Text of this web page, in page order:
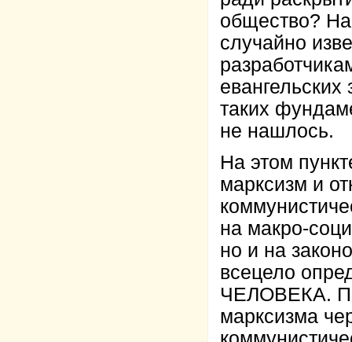
общество? На
случайно
таких
не нашлось.
На этом
марксизм и
на макро-
но и на
всецело
ЧЕЛОВЕКА.
марксизма